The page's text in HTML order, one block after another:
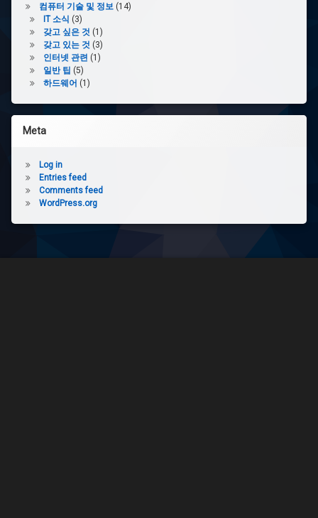
컴퓨터 기술 및 정보 (14)
IT 소식 (3)
갖고 싶은 것 (1)
갖고 있는 것 (3)
인터넷 관련 (1)
일반 팁 (5)
하드웨어 (1)
Meta
Log in
Entries feed
Comments feed
WordPress.org